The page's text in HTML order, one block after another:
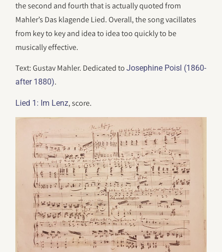
the second and fourth that is actually quoted from
Mahler’s Das klagende Lied. Overall, the song vacillates
from key to key and idea to idea too quickly to be
musically effective.
Text: Gustav Mahler. Dedicated toJosephine Poisl (1860-
after 1880).
Lied 1: Im Lenz, score.